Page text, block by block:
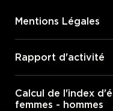
Mentions Légales
Rapport d'activité
Calcul de l'index
femmes - hommes